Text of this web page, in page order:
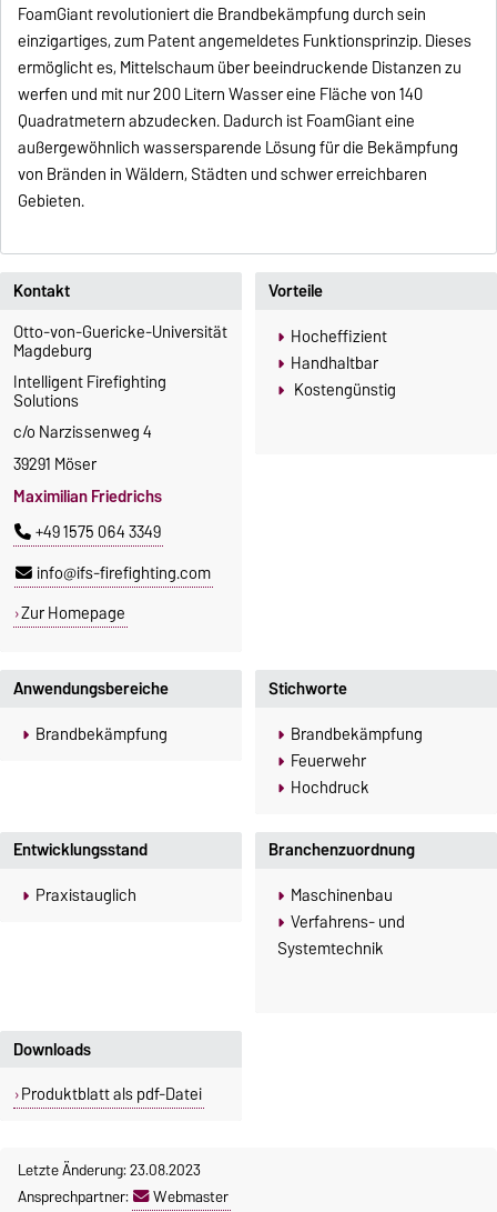
FoamGiant revolutioniert die Brandbekämpfung durch sein
einzigartiges, zum Patent angemeldetes Funktionsprinzip. Dieses
ermöglicht es, Mittelschaum über beeindruckende Distanzen zu
werfen und mit nur 200 Litern Wasser eine Fläche von 140
Quadratmetern abzudecken. Dadurch ist FoamGiant eine
außergewöhnlich wassersparende Lösung für die Bekämpfung
von Bränden in Wäldern, Städten und schwer erreichbaren
Gebieten.
Kontakt
Otto-von-Guericke-Universität
Magdeburg
Intelligent Firefighting
Solutions
c/o Narzissenweg 4
39291 Möser
Maximilian Friedrichs
+49 1575 064 3349
info@ifs-firefighting.com
Zur Homepage
Downloads
Produktblatt als pdf-Datei
Vorteile
Hocheffizient
Handhaltbar
Kostengünstig
Anwendungsbereiche
Brandbekämpfung
Stichworte
Brandbekämpfung
Feuerwehr
Hochdruck
Entwicklungsstand
Praxistauglich
Branchenzuordnung
Maschinenbau
Verfahrens- und
Systemtechnik
Letzte Änderung: 23.08.2023
Ansprechpartner:
Webmaster